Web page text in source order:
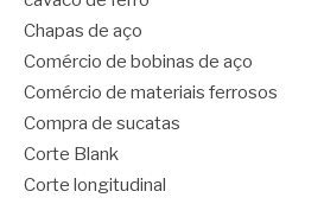
Chapas de aço
Comércio de bobinas de aço
Comércio de materiais ferrosos
Compra de sucatas
Corte Blank
Corte longitudinal